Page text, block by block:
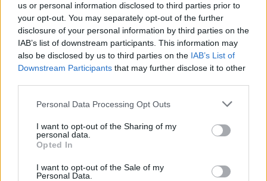
us or personal information disclosed to third parties prior to
your opt-out. You may separately opt-out of the further
disclosure of your personal information by third parties on the
IAB’s list of downstream participants. This information may
also be disclosed by us to third parties on the IAB’s List of
Downstream Participants that may further disclose it to other
Please note that this website/app uses one or more Google
not limited to your visit or usage behaviour. You may click to
grant or deny consent to Google and its third-party tags to
use your data for below specified purposes in below Google
consent section.
Personal Data Processing Opt Outs
I want to opt-out of the Sharing of my
personal data.
Opted In
I want to opt-out of the Sale of my
Personal Data.
Mi épül?
Belváros-Lipótváros
játszótér